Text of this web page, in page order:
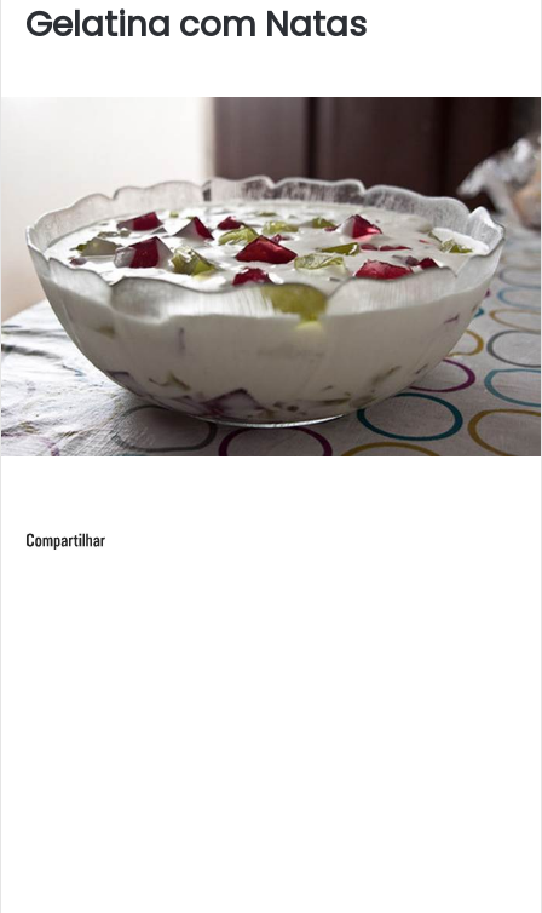
Gelatina com Natas